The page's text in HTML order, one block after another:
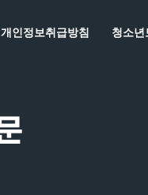
개인정보취급방침 청소년